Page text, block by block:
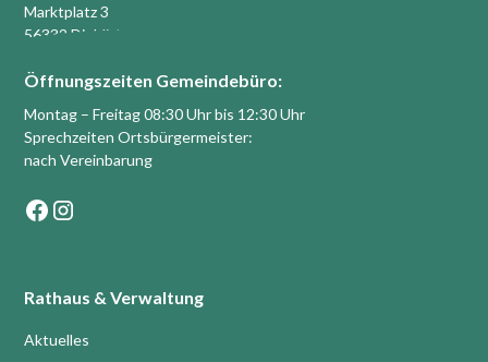
Marktplatz 3
56332 Dieblich
Öffnungszeiten Gemeindebüro:
Montag – Freitag 08:30 Uhr bis 12:30 Uhr
Sprechzeiten Ortsbürgermeister:
nach Vereinbarung
Rathaus & Verwaltung
Aktuelles